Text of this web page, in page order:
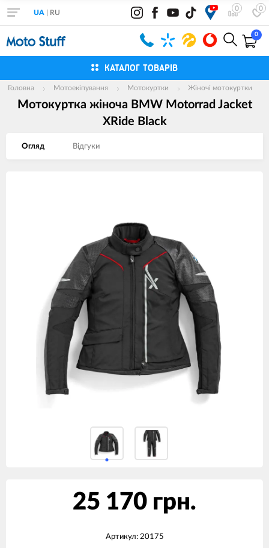
0 0
UA RU
0
КАТАЛОГ ТОВАРІВ
Головна Мотоекіпування Мотокуртки Жіночі мотокуртки
Мотокуртка жіноча BMW Motorrad Jacket
XRide Black
Огляд Вiдгуки
25 170 грн.
Артикул: 20175